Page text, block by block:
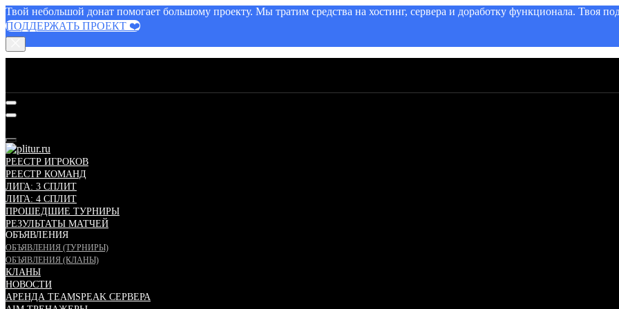
Твой небольшой донат помогает большому проекту. Мы тратим средства на хостинг, сервера и доработку функционала. Твоя
ПОДДЕРЖАТЬ ПРОЕКТ ❤️
РЕЕСТР ИГРОКОВ
РЕЕСТР КОМАНД
ЛИГА: 3 СПЛИТ
ЛИГА: 4 СПЛИТ
ПРОШЕДШИЕ ТУРНИРЫ
РЕЗУЛЬТАТЫ МАТЧЕЙ
ОБЪЯВЛЕНИЯ
ОБЪЯВЛЕНИЯ (ТУРНИРЫ)
ОБЪЯВЛЕНИЯ (КЛАНЫ)
КЛАНЫ
НОВОСТИ
АРЕНДА TEAMSPEAK СЕРВЕРА